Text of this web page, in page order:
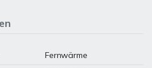
Fernwärme